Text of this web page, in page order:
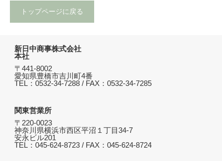
トップページに戻る
新日中商事株式会社
本社
〒441-8002
愛知県豊橋市吉川町4番
TEL：0532-34-7288 / FAX：0532-34-7285
関東営業所
〒220-0023
神奈川県横浜市西区平沼１丁目34-7
安永ビル201
TEL：045-624-8723 / FAX：045-624-8724